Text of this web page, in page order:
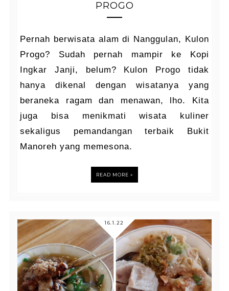
PROGO
Pernah berwisata alam di Nanggulan, Kulon
Progo? Sudah pernah mampir ke Kopi
Ingkar Janji, belum? Kulon Progo tidak
hanya dikenal dengan wisatanya yang
beraneka ragam dan menawan, lho. Kita
juga bisa menikmati wisata kuliner
sekaligus pemandangan terbaik Bukit
Manoreh yang memesona.
READ MORE »
16.1.22